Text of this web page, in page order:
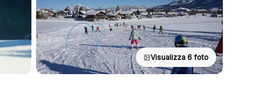
Visualizza 6 foto